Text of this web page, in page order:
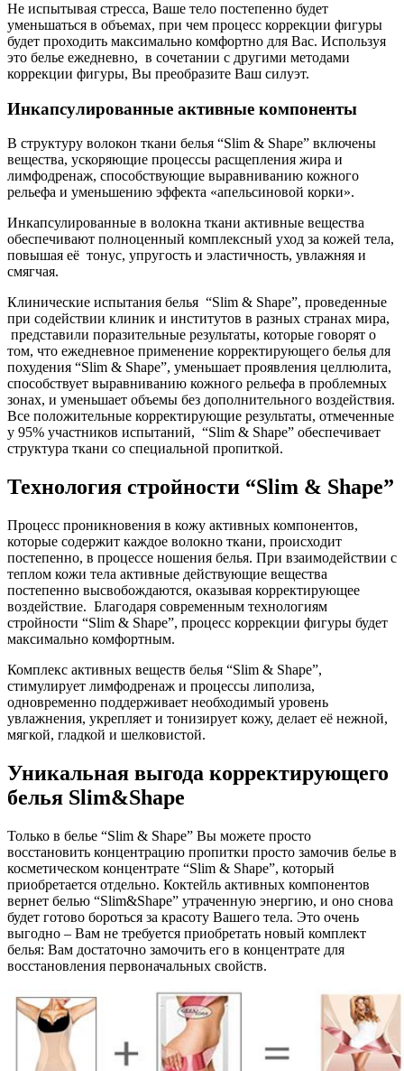
Не испытывая стресса, Ваше тело постепенно будет
уменьшаться в объемах, при чем процесс коррекции фигуры
будет проходить максимально комфортно для Вас. Используя
это белье ежедневно, в сочетании с другими методами
коррекции фигуры, Вы преобразите Ваш силуэт.
Инкапсулированные активные компоненты
В структуру волокон ткани белья “Slim & Shape” включены
вещества, ускоряющие процессы расщепления жира и
лимфодренаж, способствующие выравниванию кожного
рельефа и уменьшению эффекта «апельсиновой корки».
Инкапсулированные в волокна ткани активные вещества
обеспечивают полноценный комплексный уход за кожей тела,
повышая её тонус, упругость и эластичность, увлажняя и
смягчая.
Клинические испытания белья “Slim & Shape”, проведенные
при содействии клиник и институтов в разных странах мира,
представили поразительные результаты, которые говорят о
том, что ежедневное применение корректирующего белья для
похудения “Slim & Shape”, уменьшает проявления целлюлита,
способствует выравниванию кожного рельефа в проблемных
зонах, и уменьшает объемы без дополнительного воздействия.
Все положительные корректирующие результаты, отмеченные
у 95% участников испытаний, “Slim & Shape” обеспечивает
структура ткани со специальной пропиткой.
Технология стройности “Slim & Shape”
Процесс проникновения в кожу активных компонентов,
которые содержит каждое волокно ткани, происходит
постепенно, в процессе ношения белья. При взаимодействии с
теплом кожи тела активные действующие вещества
постепенно высвобождаются, оказывая корректирующее
воздействие. Благодаря современным технологиям
стройности “Slim & Shape”, процесс коррекции фигуры будет
максимально комфортным.
Комплекс активных веществ белья “Slim & Shape”,
стимулирует лимфодренаж и процессы липолиза,
одновременно поддерживает необходимый уровень
увлажнения, укрепляет и тонизирует кожу, делает её нежной,
мягкой, гладкой и шелковистой.
Уникальная выгода корректирующего
белья Slim&Shape
Только в белье “Slim & Shape” Вы можете просто
восстановить концентрацию пропитки просто замочив белье в
косметическом концентрате “Slim & Shape”, который
приобретается отдельно. Коктейль активных компонентов
вернет белью “Slim&Shape” утраченную энергию, и оно снова
будет готово бороться за красоту Вашего тела. Это очень
выгодно – Вам не требуется приобретать новый комплект
белья: Вам достаточно замочить его в концентрате для
восстановления первоначальных свойств.